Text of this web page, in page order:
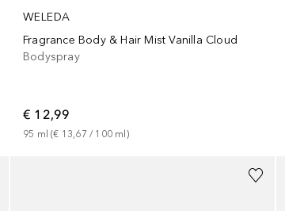
WELEDA
Fragrance Body & Hair Mist Vanilla Cloud
Bodyspray
€ 12,99
95 ml (€ 13,67 / 100 ml )